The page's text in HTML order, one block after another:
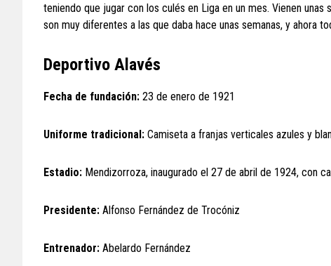
teniendo que jugar con los culés en Liga en un mes. Vienen
son muy diferentes a las que daba hace unas semanas, y ahora
Deportivo Alavés
Fecha de fundación: 23 de enero de 1921
Uniforme tradicional: Camiseta a franjas verticales azules y
Estadio: Mendizorroza, inaugurado el 27 de abril de 1924, con
Presidente: Alfonso Fernández de Trocóniz
Entrenador: Abelardo Fernández